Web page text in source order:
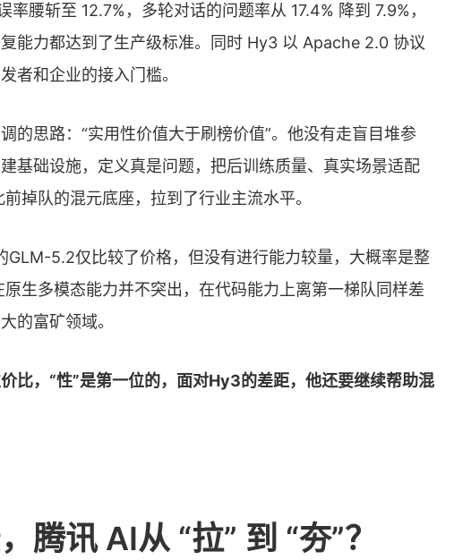
腰斩至 12.7%，多轮对话的问题率从 17.4% 降到 7.9%，
能力都达到了生产级标准。同时 Hy3 以 Apache 2.0 协议
者和企业的接入门槛。
的思路：“实用性价值大于刷榜价值”。他没有走盲目堆参
基础设施，定义真是问题，把后训练质量、真实场景适配
掉队的混元底座，拉到了行业主流水平。
GLM-5.2仅比较了价格，但没有进行能力较量，大概率是整
生多模态能力并不突出，在代码能力上离第一梯队同样差
的富矿领域。
比，“性”是第一位的，面对Hy3的差距，他还要继续帮助混
腾讯 AI从 “拉” 到 “夯”？